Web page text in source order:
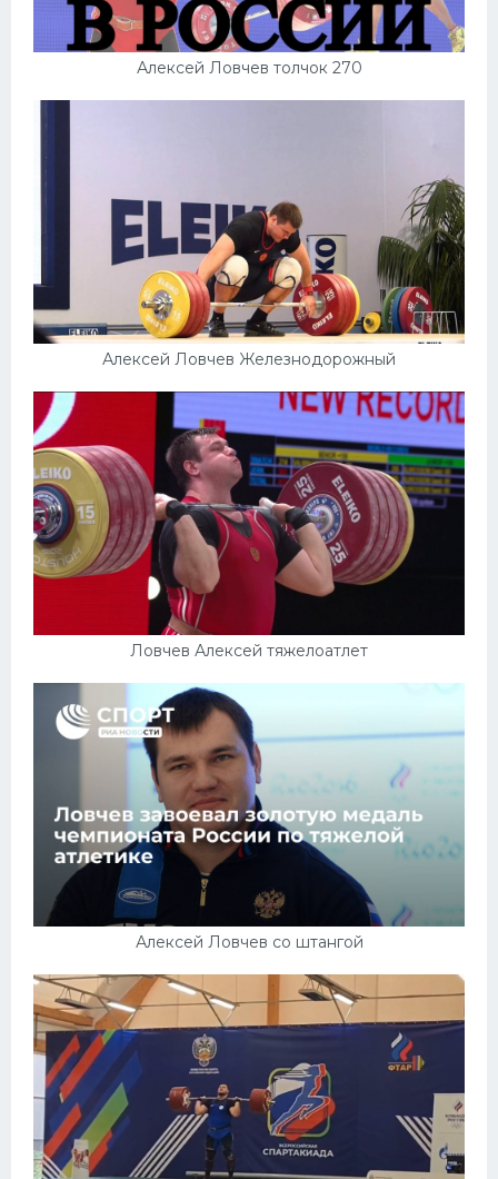
Алексей Ловчев толчок 270
Алексей Ловчев Железнодорожный
Ловчев Алексей тяжелоатлет
Алексей Ловчев со штангой